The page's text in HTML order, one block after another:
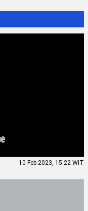
10 Feb 2023, 15:22 WIT